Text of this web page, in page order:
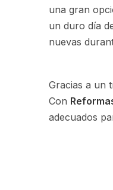
una gran
un duro día
nuevas
Gracias a un
Con
adecuados